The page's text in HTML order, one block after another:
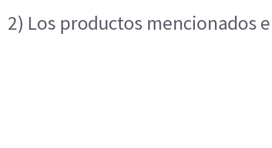
2) Los productos mencionados